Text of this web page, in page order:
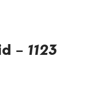
– 1123